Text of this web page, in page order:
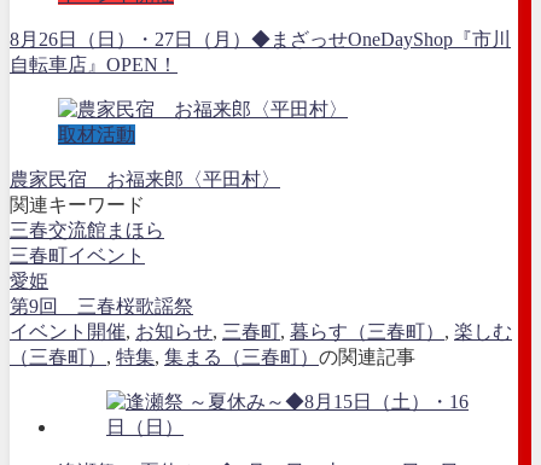
8月26日（日）・27日（月）◆まざっせOneDayShop『市川
自転車店』OPEN！
取材活動
農家民宿 お福来郎〈平田村〉
関連キーワード
三春交流館まほら
三春町イベント
愛姫
第9回 三春桜歌謡祭
イベント開催, お知らせ, 三春町, 暮らす（三春町） , 楽しむ
（三春町） , 特集, 集まる（三春町） の関連記事